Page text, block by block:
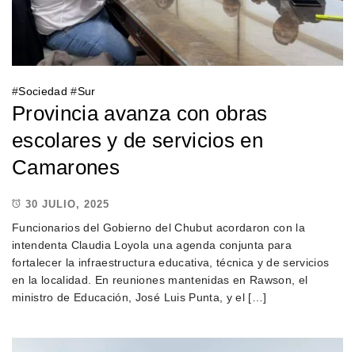
#Sociedad #Sur
Provincia avanza con obras
escolares y de servicios en
Camarones
30 JULIO, 2025
Funcionarios del Gobierno del Chubut acordaron con la
intendenta Claudia Loyola una agenda conjunta para
fortalecer la infraestructura educativa, técnica y de servicios
en la localidad. En reuniones mantenidas en Rawson, el
ministro de Educación, José Luis Punta, y el […]